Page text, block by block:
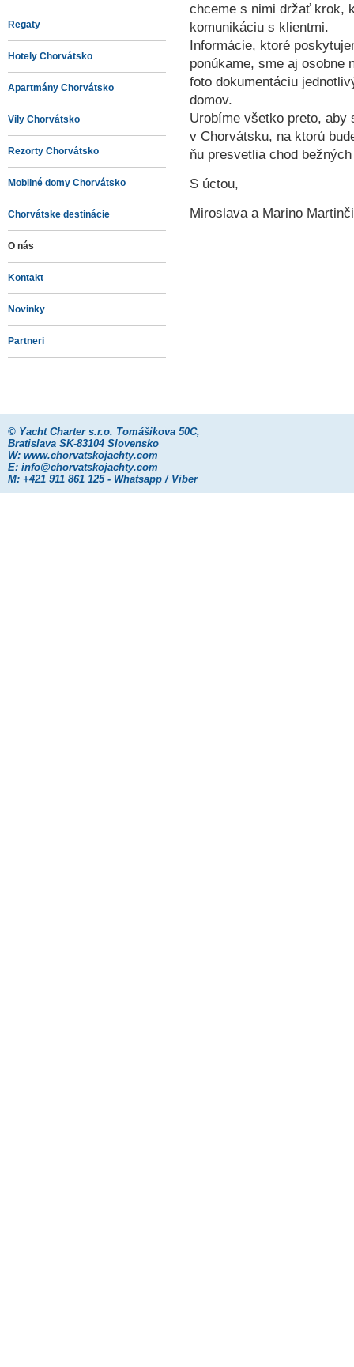
Regaty
Hotely Chorvátsko
Apartmány Chorvátsko
Vily Chorvátsko
Rezorty Chorvátsko
Mobilné domy Chorvátsko
Chorvátske destinácie
O nás
Kontakt
Novinky
Partneri
chceme s nimi držať krok,
komunikáciu s klientmi.
Informácie, ktoré
ponúkame, sme aj osobne
foto dokumentáciu
domov.
Urobíme všetko preto, aby
v Chorvátsku, na ktorú
ňu presvetlia chod
S úctou,
Miroslava a Marino
© Yacht Charter s.r.o. Tomášikova 50C,
Bratislava SK-83104 Slovensko
W: www.chorvatskojachty.com
E: info@chorvatskojachty.com
M: +421 911 861 125 - Whatsapp / Viber